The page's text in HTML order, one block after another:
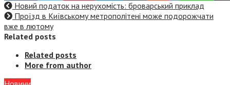
Новий податок на нерухомість: броварський приклад
Проїзд в Київському метрополітені може подорожчати
вже в лютому
Related posts
Related posts
More from author